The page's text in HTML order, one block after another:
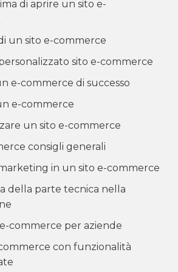
di aprire un sito e-
un sito e-commerce
sito e-commerce
e-commerce di successo
e-commerce
un sito e-commerce
consigli generali
in un sito e-commerce
della parte tecnica nella
commerce per aziende
con funzionalità